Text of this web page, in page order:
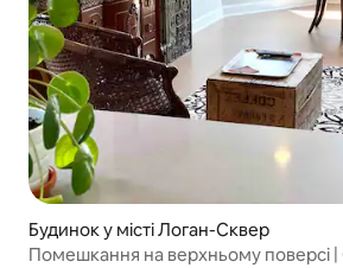
Будинок у місті Логан-Сквер
Помешкання на верхньому поверсі |